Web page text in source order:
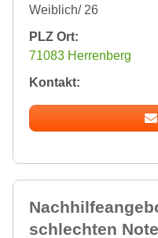
Weiblich/ 26
PLZ Ort:
71083 Herrenberg
Kontakt:
schlechten